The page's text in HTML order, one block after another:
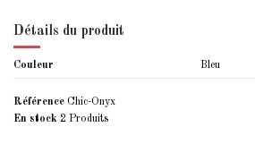
Détails du produit
Couleur Bleu
Référence Chic-Onyx
En stock 2 Produits